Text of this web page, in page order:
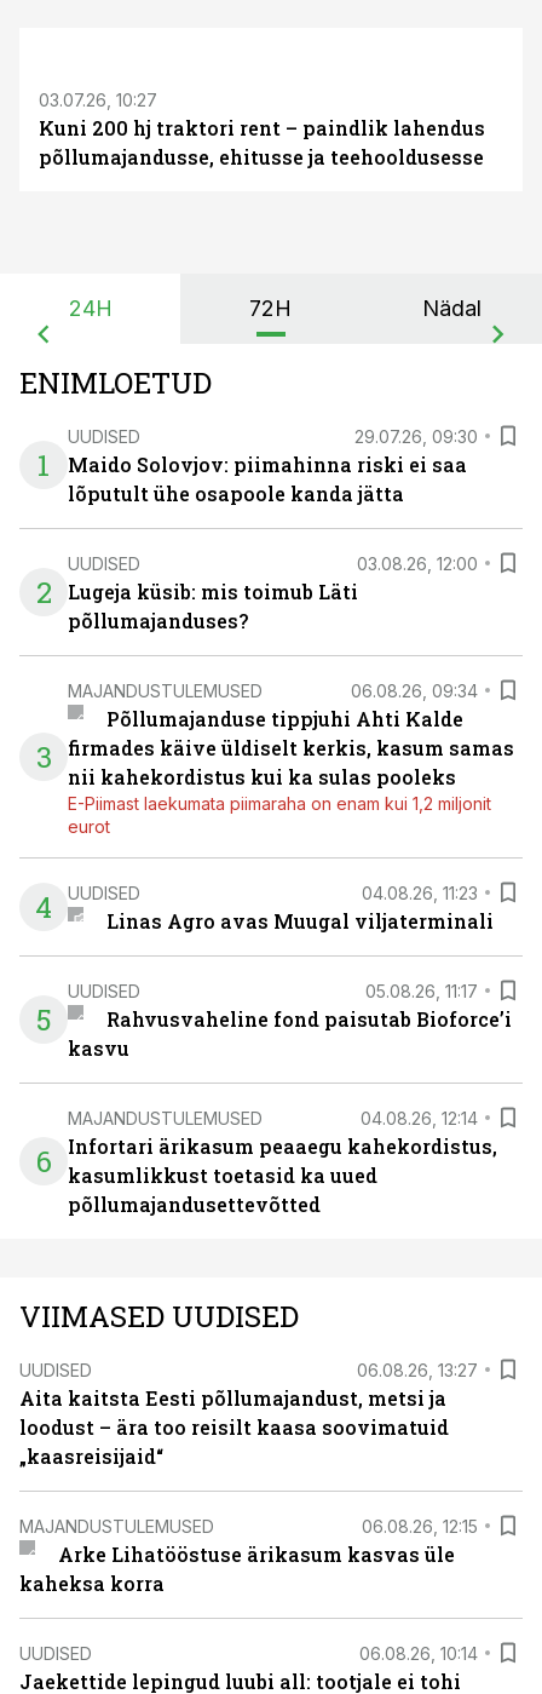
03.07.26, 10:27
Kuni 200 hj traktori rent – paindlik lahendus
põllumajandusse, ehitusse ja teehooldusesse
24H 72H Nädal
ENIMLOETUD
1
UUDISED 29.07.26, 09:30
Maido Solovjov: piimahinna riski ei saa
lõputult ühe osapoole kanda jätta
2
UUDISED 03.08.26, 12:00
Lugeja küsib: mis toimub Läti
põllumajanduses?
3
MAJANDUSTULEMUSED 06.08.26, 09:34
Põllumajanduse tippjuhi Ahti Kalde
firmades käive üldiselt kerkis, kasum samas
nii kahekordistus kui ka sulas pooleks
E-Piimast laekumata piimaraha on enam kui 1,2 miljonit
eurot
4 UUDISED 04.08.26, 11:23
Linas Agro avas Muugal viljaterminali
5
UUDISED 05.08.26, 11:17
Rahvusvaheline fond paisutab Bioforce’i
kasvu
6
MAJANDUSTULEMUSED 04.08.26, 12:14
Infortari ärikasum peaaegu kahekordistus,
kasumlikkust toetasid ka uued
põllumajandusettevõtted
VIIMASED UUDISED
UUDISED 06.08.26, 13:27
Aita kaitsta Eesti põllumajandust, metsi ja
loodust – ära too reisilt kaasa soovimatuid
„kaasreisijaid“
MAJANDUSTULEMUSED 06.08.26, 12:15
Arke Lihatööstuse ärikasum kasvas üle
kaheksa korra
UUDISED 06.08.26, 10:14
Jaekettide lepingud luubi all: tootjale ei tohi